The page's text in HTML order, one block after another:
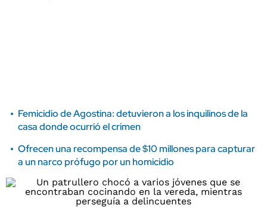
Femicidio de Agostina: detuvieron a los inquilinos de la
casa donde ocurrió el crimen
Ofrecen una recompensa de $10 millones para capturar
a un narco prófugo por un homicidio